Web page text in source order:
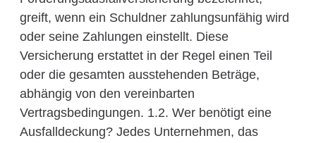
greift, wenn ein Schuldner zahlungsunfähig wird
oder seine Zahlungen einstellt. Diese
Versicherung erstattet in der Regel einen Teil
oder die gesamten ausstehenden Beträge,
abhängig von den vereinbarten
Vertragsbedingungen. 1.2. Wer benötigt eine
Ausfalldeckung? Jedes Unternehmen, das